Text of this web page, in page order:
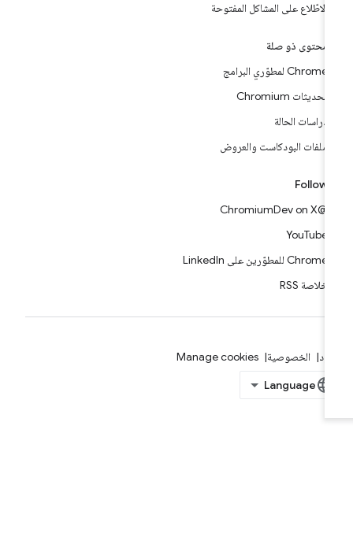
الاطّلاع على المشاكل المفتوحة
محتوى ذو صلة
Chrome لمطوّري البرامج
تحديثات Chromium
دراسات الحالة
ملفات البودكاست والعروض
Follow
YouTube
Chrome للمطوّرين على LinkedIn
خلاصة RSS
الخصوصية Manage cookies